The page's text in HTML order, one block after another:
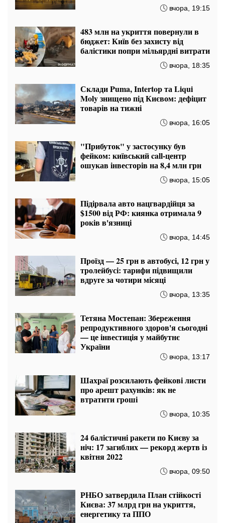
вчора, 19:15
483 млн на укриття повернули в
бюджет: Київ без захисту від
балістики попри мільярдні витрати
вчора, 18:35
Склади Puma, Intertop та Liqui
Moly знищено під Києвом: дефіцит
товарів на тижні
вчора, 16:05
"Прибуток" у застосунку був
фейком: київський call-центр
ошукав інвесторів на 8,4 млн грн
вчора, 15:05
Підірвала авто нацгвардійця за
$1500 від РФ: киянка отримала 9
років в'язниці
вчора, 14:45
Проїзд — 25 грн в автобусі, 12 грн у
тролейбусі: тарифи підвищили
вдруге за чотири місяці
вчора, 13:35
Тетяна Мостепан: Збереження
репродуктивного здоров'я сьогодні
— це інвестиція у майбутнє
України
вчора, 13:17
Шахраї розсилають фейкові листи
про арешт рахунків: як не
втратити гроші
вчора, 10:35
24 балістичні ракети по Києву за
ніч: 17 загиблих — рекорд жертв із
квітня 2022
вчора, 09:50
РНБО затвердила План стійкості
Києва: 37 млрд грн на укриття,
енергетику та ППО